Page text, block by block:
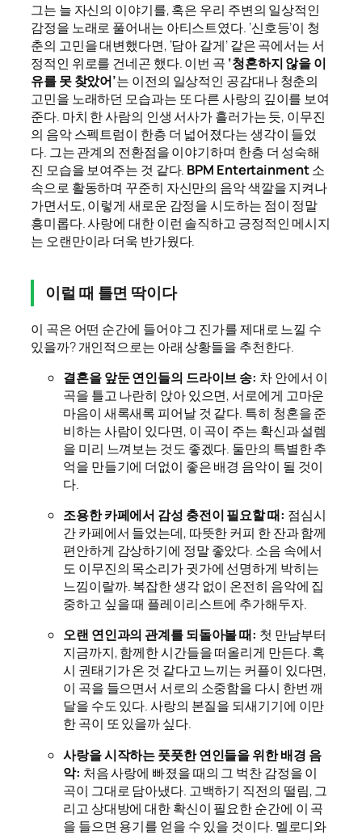
그는 늘 자신의 이야기를, 혹은 우리 주변의 일상적인
감정을 노래로 풀어내는 아티스트였다. ‘신호등’이 청
춘의 고민을 대변했다면, ‘담아 갈게’ 같은 곡에서는 서
정적인 위로를 건네곤 했다. 이번 곡 ‘청혼하지 않을 이
유를 못 찾았어’는 이전의 일상적인 공감대나 청춘의
고민을 노래하던 모습과는 또 다른 사랑의 깊이를 보여
준다. 마치 한 사람의 인생 서사가 흘러가는 듯, 이무진
의 음악 스펙트럼이 한층 더 넓어졌다는 생각이 들었
다. 그는 관계의 전환점을 이야기하며 한층 더 성숙해
진 모습을 보여주는 것 같다. BPM Entertainment소
속으로 활동하며 꾸준히 자신만의 음악 색깔을 지켜나
가면서도, 이렇게 새로운 감정을 시도하는 점이 정말
흥미롭다. 사랑에 대한 이런 솔직하고 긍정적인 메시지
는 오랜만이라 더욱 반가웠다.
이럴 때 틀면 딱이다
이 곡은 어떤 순간에 들어야 그 진가를 제대로 느낄 수
있을까? 개인적으로는 아래 상황들을 추천한다.
결혼을 앞둔 연인들의 드라이브 송: 차 안에서 이
곡을 틀고 나란히 앉아 있으면, 서로에게 고마운
마음이 새록새록 피어날 것 같다. 특히 청혼을 준
비하는 사람이 있다면, 이 곡이 주는 확신과 설렘
을 미리 느껴보는 것도 좋겠다. 둘만의 특별한 추
억을 만들기에 더없이 좋은 배경 음악이 될 것이
다.
조용한 카페에서 감성 충전이 필요할 때: 점심시
간 카페에서 들었는데, 따뜻한 커피 한 잔과 함께
편안하게 감상하기에 정말 좋았다. 소음 속에서
도 이무진의 목소리가 귓가에 선명하게 박히는
느낌이랄까. 복잡한 생각 없이 온전히 음악에 집
중하고 싶을 때 플레이리스트에 추가해두자.
오랜 연인과의 관계를 되돌아볼 때: 첫 만남부터
지금까지, 함께한 시간들을 떠올리게 만든다. 혹
시 권태기가 온 것 같다고 느끼는 커플이 있다면,
이 곡을 들으면서 서로의 소중함을 다시 한번 깨
달을 수도 있다. 사랑의 본질을 되새기기에 이만
한 곡이 또 있을까 싶다.
사랑을 시작하는 풋풋한 연인들을 위한 배경 음
악: 처음 사랑에 빠졌을 때의 그 벅찬 감정을 이
곡이 그대로 담아냈다. 고백하기 직전의 떨림, 그
리고 상대방에 대한 확신이 필요한 순간에 이 곡
을 들으면 용기를 얻을 수 있을 것이다. 멜로디와